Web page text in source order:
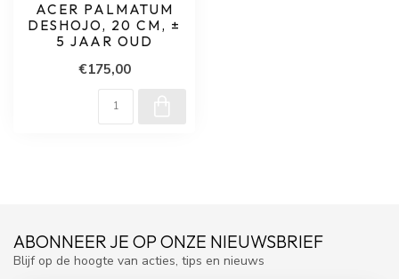
ACER PALMATUM
DESHOJO, 20 CM, ±
5 JAAR OUD
€175,00
ABONNEER JE OP ONZE NIEUWSBRIEF
Blijf op de hoogte van acties, tips en nieuws